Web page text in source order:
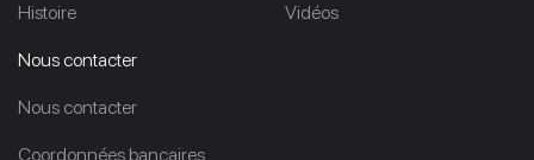
Histoire Vidéos
Nous contacter
Nous contacter
Coordonnées bancaires